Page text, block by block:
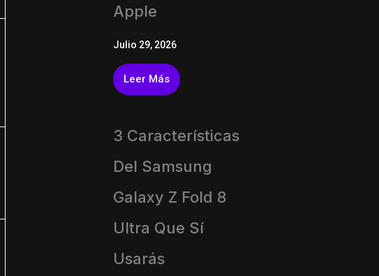
Apple
Julio 29, 2026
Leer Más
3 Características
Del Samsung
Galaxy Z Fold 8
Ultra Que Sí
Usarás